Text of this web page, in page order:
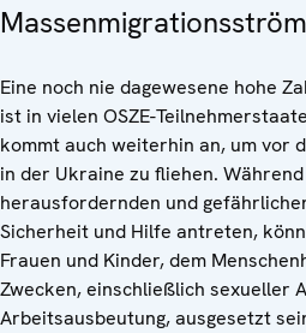
Eine noch nie dagewesene hohe
ist in vielen OSZE-
kommt auch weiterhin an, um vor
in der Ukraine zu fliehen.
herausfordernden und
Sicherheit und Hilfe antreten,
Frauen und Kinder, dem
Zwecken, einschließlich sexueller
Arbeitsausbeutung, ausgesetzt